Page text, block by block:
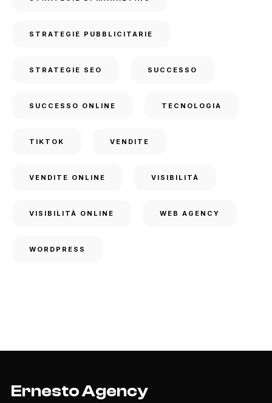
STRATEGIE PUBBLICITARIE
STRATEGIE SEO SUCCESSO
SUCCESSO ONLINE TECNOLOGIA
TIKTOK VENDITE
VENDITE ONLINE VISIBILITÀ
VISIBILITÀ ONLINE WEB AGENCY
WORDPRESS
Ernesto Agency